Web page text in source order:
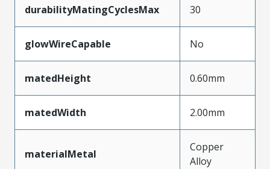
durabilityMatingCyclesMax 30
glowWireCapable No
matedHeight 0.60mm
matedWidth 2.00mm
materialMetal
Copper
Alloy